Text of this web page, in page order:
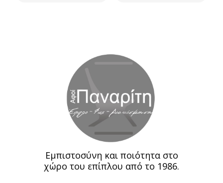
Εμπιστοσύνη και ποιότητα στο
χώρο του επίπλου από το 1986.